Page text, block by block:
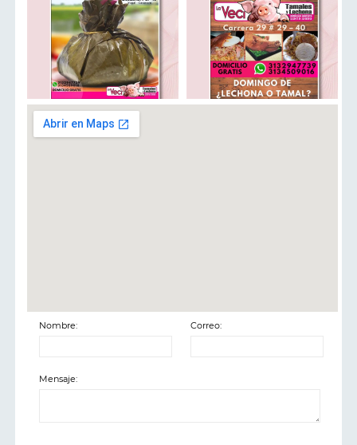
Nombre: Correo:
Mensaje: